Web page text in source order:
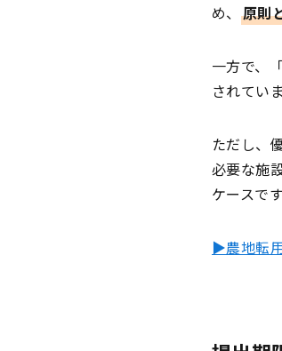
め、 原則
一方で、
されていま
ただし、
必要な施
ケースです
▶農地転